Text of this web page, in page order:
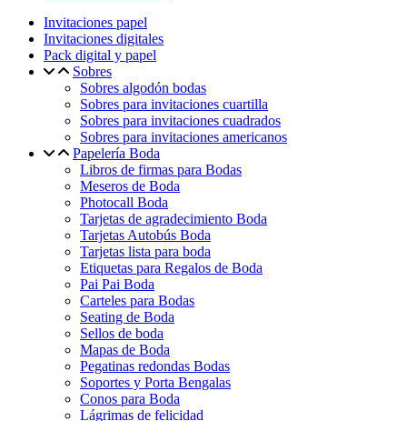
Invitaciones papel
Invitaciones digitales
Pack digital y papel
Sobres
Sobres algodón bodas
Sobres para invitaciones cuartilla
Sobres para invitaciones cuadrados
Sobres para invitaciones americanos
Papelería Boda
Libros de firmas para Bodas
Meseros de Boda
Photocall Boda
Tarjetas de agradecimiento Boda
Tarjetas Autobús Boda
Tarjetas lista para boda
Etiquetas para Regalos de Boda
Pai Pai Boda
Carteles para Bodas
Seating de Boda
Sellos de boda
Mapas de Boda
Pegatinas redondas Bodas
Soportes y Porta Bengalas
Conos para Boda
Lágrimas de felicidad